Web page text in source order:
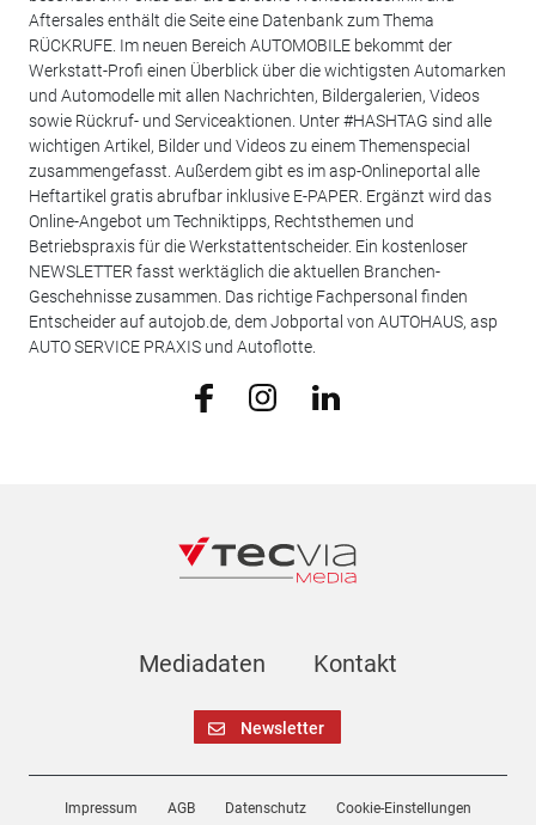
Aftersales enthält die Seite eine Datenbank zum Thema
RÜCKRUFE. Im neuen Bereich AUTOMOBILE bekommt der
Werkstatt-Profi einen Überblick über die wichtigsten Automarken
und Automodelle mit allen Nachrichten, Bildergalerien, Videos
sowie Rückruf- und Serviceaktionen. Unter #HASHTAG sind alle
wichtigen Artikel, Bilder und Videos zu einem Themenspecial
zusammengefasst. Außerdem gibt es im asp-Onlineportal alle
Heftartikel gratis abrufbar inklusive E-PAPER. Ergänzt wird das
Online-Angebot um Techniktipps, Rechtsthemen und
Betriebspraxis für die Werkstattentscheider. Ein kostenloser
NEWSLETTER fasst werktäglich die aktuellen Branchen-
Geschehnisse zusammen. Das richtige Fachpersonal finden
Entscheider auf autojob.de, dem Jobportal von AUTOHAUS, asp
AUTO SERVICE PRAXIS und Autoflotte.
Mediadaten Kontakt
Newsletter
Impressum AGB Datenschutz Cookie-Einstellungen